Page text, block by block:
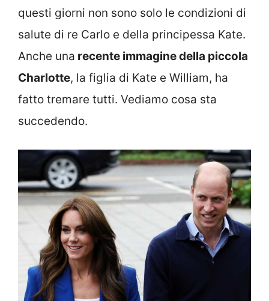
questi giorni non sono solo le condizioni di
salute di re Carlo e della principessa Kate.
Anche una recente immagine della piccola
Charlotte, la figlia di Kate e William, ha
fatto tremare tutti. Vediamo cosa sta
succedendo.